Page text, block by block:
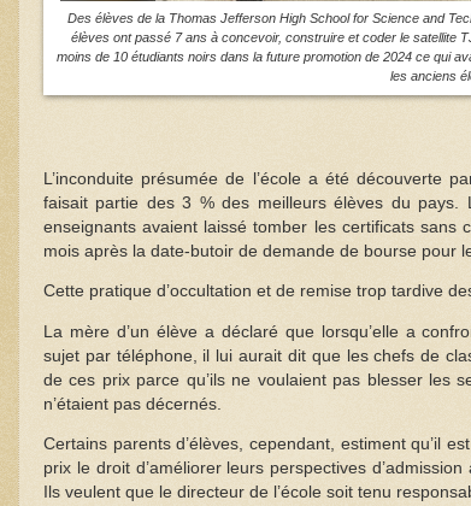
Des élèves de la Thomas Jefferson High School for Science and
élèves ont passé 7 ans à concevoir, construire et coder le satellite
moins de 10 étudiants noirs dans la future promotion de 2024 ce qui
les anciens
L’inconduite présumée de l’école a été découverte
faisait partie des 3 % des meilleurs élèves du
enseignants avaient laissé tomber les certificats sans
mois après la date-butoir de demande de bourse pour
Cette pratique d’occultation et de remise trop tardive
La mère d’un élève a déclaré que lorsqu’elle a
sujet par téléphone, il lui aurait dit que les chefs de
de ces prix parce qu’ils ne voulaient pas blesser les
n’étaient pas décernés.
Certains parents d’élèves, cependant, estiment qu’il
prix le droit d’améliorer leurs perspectives
Ils veulent que le directeur de l’école soit tenu